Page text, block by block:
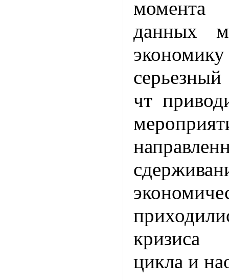
момента
данных
чт
кризиса
цикла и